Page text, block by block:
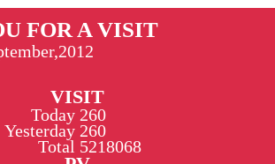
FOR A VISIT
VISIT
Today
Yesterday
Total
260
260
5218068